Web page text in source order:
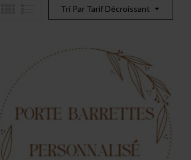
Tri Par Tarif Décroissant